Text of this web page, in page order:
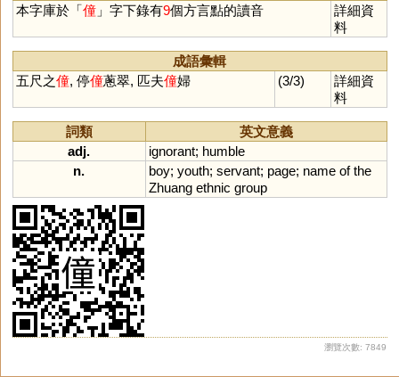
本字庫於「僮」字下錄有9個方言點的讀音
詳細資
料
成語彙輯
五尺之僮, 停僮蔥翠, 匹夫僮婦 (3/3)
詳細資
料
詞類
英文意義
adj.
ignorant; humble
n.
boy; youth; servant; page; name of the
Zhuang ethnic group
瀏覽次數: 7849